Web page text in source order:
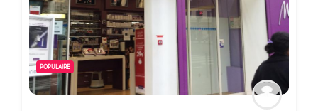
POPULAIRE